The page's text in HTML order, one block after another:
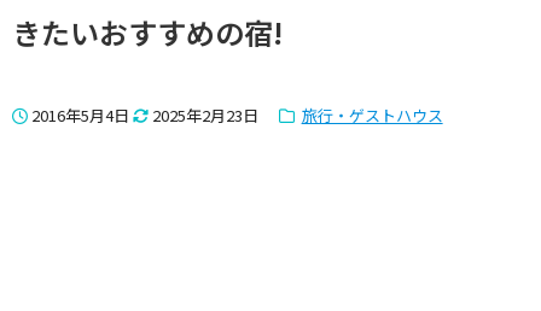
きたいおすすめの宿!
2016年5月4日 2025年2月23日 旅行・ゲストハウス